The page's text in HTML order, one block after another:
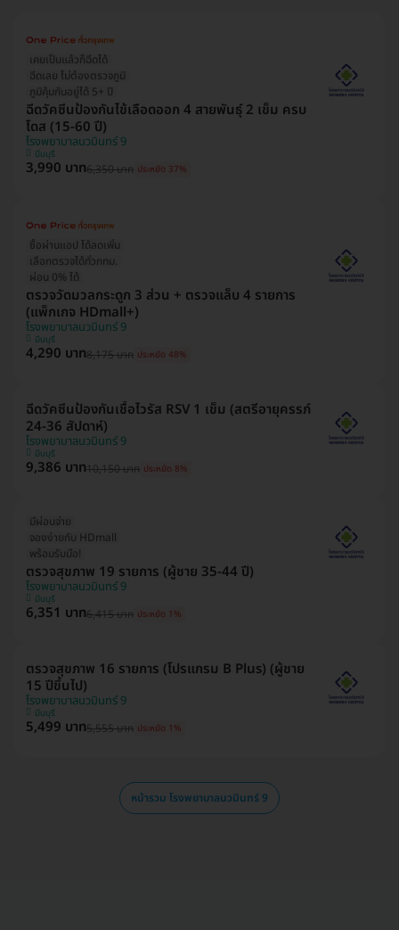
เคยเป็นแล้วก็ฉีดได้
ฉีดเลย ไม่ต้องตรวจภูมิ
ภูมิคุ้มกันอยู่ได้ 5+ ปี
ฉีดวัคซีนป้องกันไข้เลือดออก 4 สายพันธุ์ 2 เข็ม ครบ
โดส (15-60 ปี)
โรงพยาบาลนวมินทร์ 9
มีนบุรี
3,990 บาท6,350 บาท ประหยัด 37%
ซื้อผ่านแอป ได้ลดเพิ่ม
เลือกตรวจได้ทั่วกทม.
ผ่อน 0% ได้
ตรวจวัดมวลกระดูก 3 ส่วน + ตรวจแล็บ 4 รายการ
(แพ็กเกจ HDmall+)
โรงพยาบาลนวมินทร์ 9
มีนบุรี
4,290 บาท8,175 บาท ประหยัด 48%
ฉีดวัคซีนป้องกันเชื้อไวรัส RSV 1 เข็ม (สตรีอายุครรภ์
24-36 สัปดาห์)
โรงพยาบาลนวมินทร์ 9
มีนบุรี
9,386 บาท10,150 บาท ประหยัด 8%
มีผ่อนจ่าย
จองง่ายกับ HDmall
พร้อมรับมือ!
ตรวจสุขภาพ 19 รายการ (ผู้ชาย 35-44 ปี)
โรงพยาบาลนวมินทร์ 9
มีนบุรี
6,351 บาท6,415 บาท ประหยัด 1%
ตรวจสุขภาพ 16 รายการ (โปรแกรม B Plus) (ผู้ชาย
15 ปีขึ้นไป)
โรงพยาบาลนวมินทร์ 9
มีนบุรี
5,499 บาท5,555 บาท ประหยัด 1%
หน้ารวม โรงพยาบาลนวมินทร์ 9